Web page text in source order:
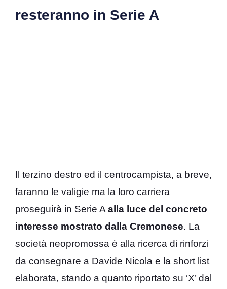
resteranno in Serie A
Il terzino destro ed il centrocampista, a breve,
faranno le valigie ma la loro carriera
proseguirà in Serie A alla luce del concreto
interesse mostrato dalla Cremonese. La
società neopromossa è alla ricerca di rinforzi
da consegnare a Davide Nicola e la short list
elaborata, stando a quanto riportato su ‘X’ dal